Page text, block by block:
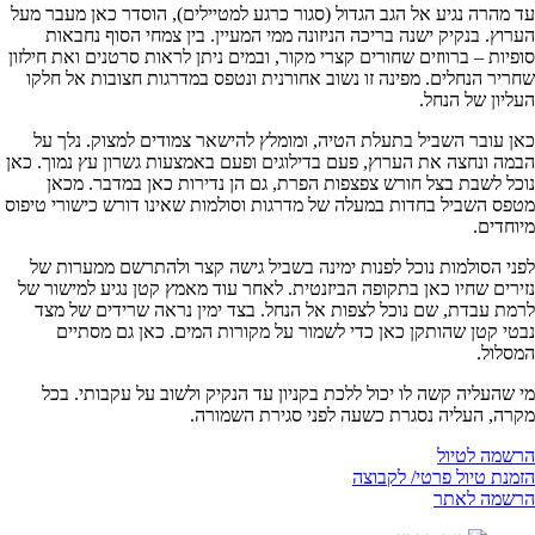
עד מהרה נגיע אל הגב הגדול (סגור כרגע למטיילים), הוסדר כאן מעבר מעל
הערוץ. בנקיק ישנה בריכה הניזונה ממי המעיין. בין צמחי הסוף נחבאות
סופיות – ברווזים שחורים קצרי מקור, ובמים ניתן לראות סרטנים ואת חילזון
שחריר הנחלים. מפינה זו נשוב אחורנית ונטפס במדרגות חצובות אל חלקו
העליון של הנחל.
כאן עובר השביל בתעלת הטיה, ומומלץ להישאר צמודים למצוק. נלך על
הבמה ונחצה את הערוץ, פעם בדילוגים ופעם באמצעות גשרון עץ נמוך. כאן
נוכל לשבת בצל חורש צפצפות הפרת, גם הן נדירות כאן במדבר. מכאן
מטפס השביל בחדות במעלה של מדרגות וסולמות שאינו דורש כישורי טיפוס
מיוחדים.
לפני הסולמות נוכל לפנות ימינה בשביל גישה קצר ולהתרשם ממערות של
נזירים שחיו כאן בתקופה הביזנטית. לאחר עוד מאמץ קטן נגיע למישור של
לרמת עבדת, שם נוכל לצפות אל הנחל. בצד ימין נראה שרידים של מצד
נבטי קטן שהותקן כאן כדי לשמור על מקורות המים. כאן גם מסתיים
המסלול.
מי שהעליה קשה לו יכול ללכת בקניון עד הנקיק ולשוב על עקבותי. בכל
מקרה, העליה נסגרת כשעה לפני סגירת השמורה.
הרשמה לטיול
הזמנת טיול פרטי/ לקבוצה
הרשמה לאתר